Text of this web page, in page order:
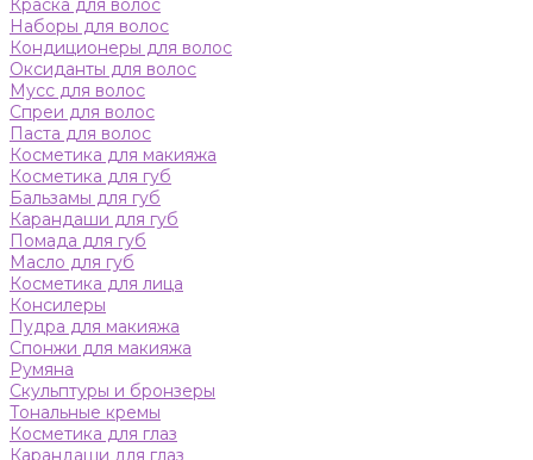
Краска для волос
Наборы для волос
Кондиционеры для волос
Оксиданты для волос
Мусс для волос
Спреи для волос
Паста для волос
Косметика для макияжа
Косметика для губ
Бальзамы для губ
Карандаши для губ
Помада для губ
Масло для губ
Косметика для лица
Консилеры
Пудра для макияжа
Спонжи для макияжа
Румяна
Скульптуры и бронзеры
Тональные кремы
Косметика для глаз
Карандаши для глаз